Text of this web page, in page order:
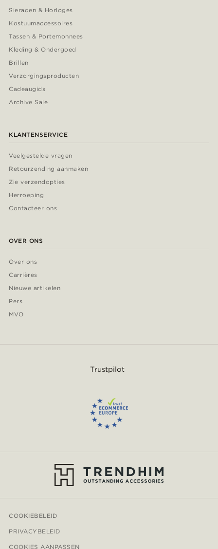
Sieraden & Horloges
Kostuumaccessoires
Tassen & Portemonnees
Kleding & Ondergoed
Brillen
Verzorgingsproducten
Cadeaugids
Archive Sale
KLANTENSERVICE
Veelgestelde vragen
Retourzending aanmaken
Zie verzendopties
Herroeping
Contacteer ons
OVER ONS
Over ons
Carrières
Nieuwe artikelen
Pers
MVO
Trustpilot
COOKIEBELEID
PRIVACYBELEID
COOKIES AANPASSEN